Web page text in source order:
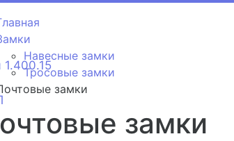
Навесные замки
Тросовые замки
замки
замки